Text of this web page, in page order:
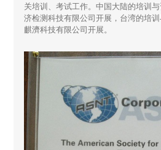
关培训、考试工作。中国大陆的培训
济检测科技有限公司开展，台湾的培
麒濟科技有限公司开展。